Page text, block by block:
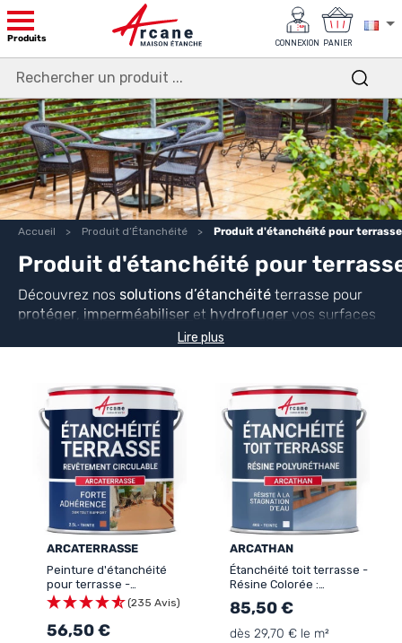
Produits CONNEXION PANIER
Accueil Produit d’Étanchéité Produit d'étanchéité pour terrasse
Produit d'étanchéité pour
Découvrez nos solutions d’étanchéité terrasse pour
protéger, imperméabiliser et hydrofuger vos surfaces
extérieures. Adaptés aux terrasses en pierre, carrelage
protection durable.
Lire plus
ARCATERRASSE
Peinture d'étanchéité
pour terrasse -
Revêtement extérieur à
base de résine :
ARCATERRASSE
(235 Avis)
56,50 €
ARCATHAN
Étanchéité toit terrasse -
Résine Colorée :
ARCATHAN
85,50 €
dès 29,70 € le m²